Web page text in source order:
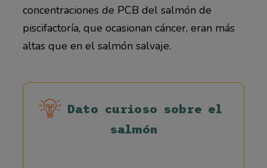
concentraciones de PCB del salmón de
piscifactoría, que ocasionan cáncer, eran más
altas que en el salmón salvaje.
Dato curioso sobre el
salmón